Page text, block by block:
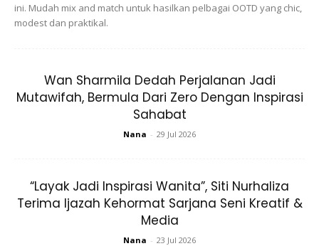
ini. Mudah mix and match untuk hasilkan pelbagai OOTD yang chic,
modest dan praktikal.
Wan Sharmila Dedah Perjalanan Jadi
Mutawifah, Bermula Dari Zero Dengan Inspirasi
Sahabat
Nana - 29 Jul 2026
“Layak Jadi Inspirasi Wanita”, Siti Nurhaliza
Terima Ijazah Kehormat Sarjana Seni Kreatif &
Media
Nana - 23 Jul 2026